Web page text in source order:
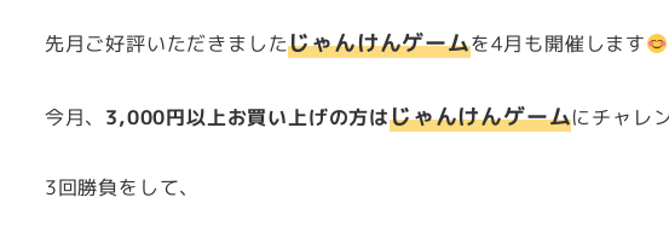
先月ご好評いただきましたじゃんけんゲームを4月も開催します
今月、 3,000円以上お買い上げの方はじゃんけんゲームにチャレ
3回勝負をして、